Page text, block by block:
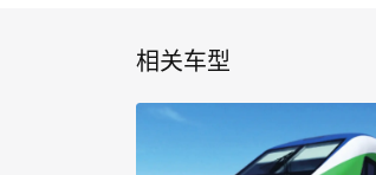
相关车型